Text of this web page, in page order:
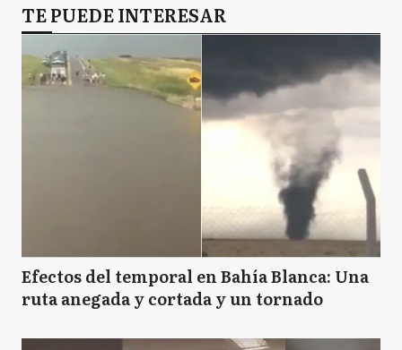
TE PUEDE INTERESAR
Efectos del temporal en Bahía Blanca: Una
ruta anegada y cortada y un tornado